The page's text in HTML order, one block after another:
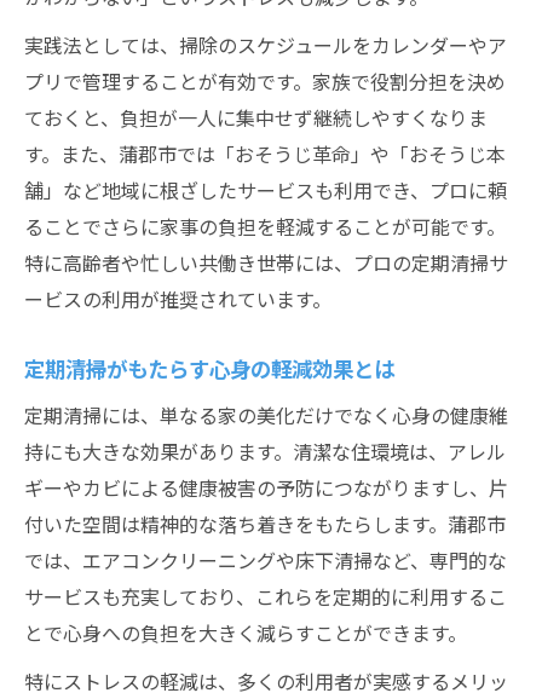
定期清掃で蒲郡市の生活負担を軽減する実
態
愛知県蒲郡市の定期清掃利用傾向と課題
ストレス軽減に役立つ定期清掃の工夫
定期清掃でストレスを減らす工夫と実践例
定期清掃導入による心の余裕を生む方法
定期清掃の工夫で生活リズムを整えるコツ
定期清掃の工夫で暮らしの質を高める方法
定期清掃を通じて実現する清潔な毎日
定期清掃で毎日を清潔に保つポイント
定期清掃がもたらす快適な日常の秘訣
定期清掃を習慣化して清潔を維持する方法
定期清掃で家中の清潔を手軽に実現しよう
定期清掃が清潔な環境作りに役立つ理由
生活相談に強い蒲郡市の清掃支援サービス
実践法としては、掃除のスケジュールをカレンダーやア
プリで管理することが有効です。家族で役割分担を決め
ておくと、負担が一人に集中せず継続しやすくなりま
す。また、蒲郡市では「おそうじ革命」や「おそうじ本
舗」など地域に根ざしたサービスも利用でき、プロに頼
ることでさらに家事の負担を軽減することが可能です。
特に高齢者や忙しい共働き世帯には、プロの定期清掃サ
ービスの利用が推奨されています。
定期清掃がもたらす心身の軽減効果とは
定期清掃には、単なる家の美化だけでなく心身の健康維
持にも大きな効果があります。清潔な住環境は、アレル
ギーやカビによる健康被害の予防につながりますし、片
付いた空間は精神的な落ち着きをもたらします。蒲郡市
では、エアコンクリーニングや床下清掃など、専門的な
サービスも充実しており、これらを定期的に利用するこ
とで心身への負担を大きく減らすことができます。
特にストレスの軽減は、多くの利用者が実感するメリッ